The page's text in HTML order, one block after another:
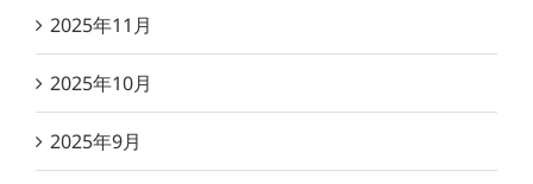
2025年11月
2025年10月
2025年9月